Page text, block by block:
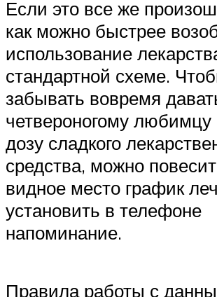
Если это все же
как можно быстрее
использование
стандартной схеме.
забывать вовремя
четвероногому
дозу сладкого
средства, можно
видное место график
установить в телефоне
напоминание.
Правила работы с